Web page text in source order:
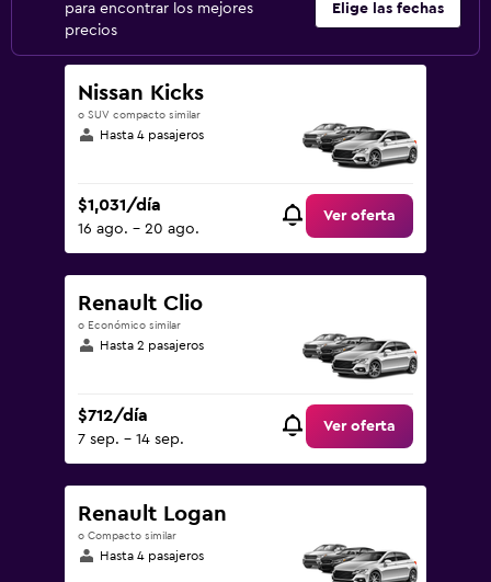
para encontrar los mejores
precios
Elige las fechas
Nissan Kicks
o SUV compacto similar
Hasta 4 pasajeros
$1,031/día
16 ago. - 20 ago.
Ver oferta
Renault Clio
o Económico similar
Hasta 2 pasajeros
$712/día
7 sep. - 14 sep.
Ver oferta
Renault Logan
o Compacto similar
Hasta 4 pasajeros